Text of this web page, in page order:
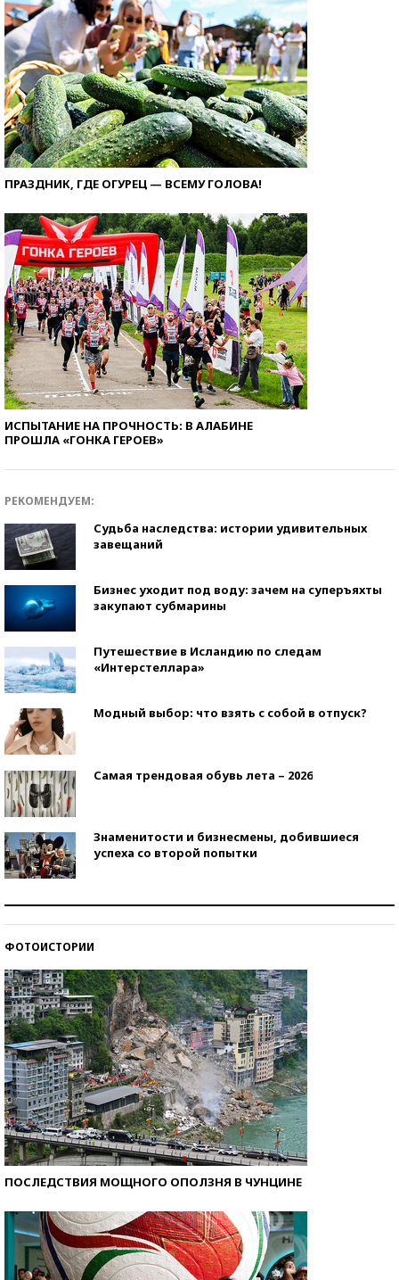
ПРАЗДНИК, ГДЕ ОГУРЕЦ — ВСЕМУ ГОЛОВА!
ИСПЫТАНИЕ НА ПРОЧНОСТЬ: В АЛАБИНЕ
ПРОШЛА «ГОНКА ГЕРОЕВ»
РЕКОМЕНДУЕМ:
Судьба наследства: истории удивительных
завещаний
Бизнес уходит под воду: зачем на суперъяхты
закупают субмарины
Путешествие в Исландию по следам
«Интерстеллара»
Модный выбор: что взять с собой в отпуск?
Самая трендовая обувь лета – 2026
Знаменитости и бизнесмены, добившиеся
успеха со второй попытки
ФОТОИСТОРИИ
ПОСЛЕДСТВИЯ МОЩНОГО ОПОЛЗНЯ В ЧУНЦИНЕ